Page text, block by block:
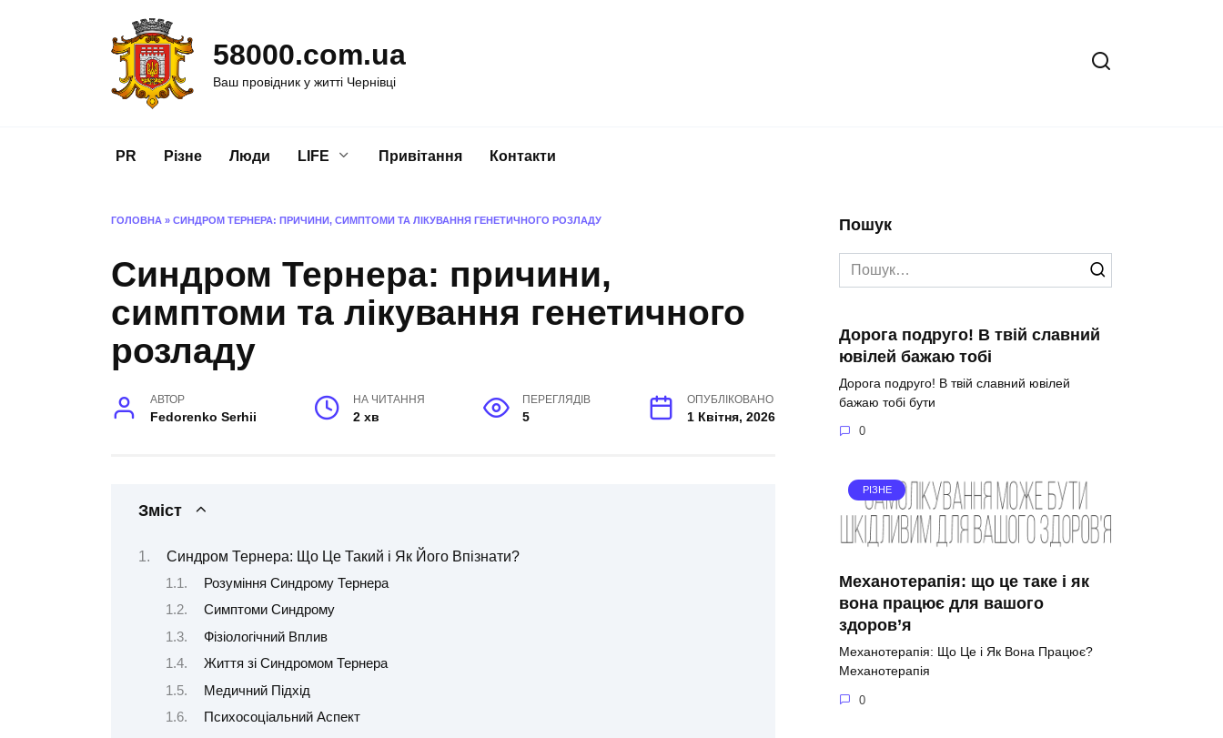
58000.com.ua
Ваш провідник у житті Чернівці
PR Різне Люди LIFE Привітання Контакти
ГОЛОВНА » СИНДРОМ ТЕРНЕРА: ПРИЧИНИ, СИМПТОМИ ТА ЛІКУВАННЯ ГЕНЕТИЧНОГО РОЗЛАДУ
Синдром Тернера: причини,
симптоми та лікування генетичного
розладу
АВТОР
Fedorenko Serhii
НА ЧИТАННЯ
2 хв
ПЕРЕГЛЯДІВ
5
ОПУБЛІКОВАНО
1 Квітня, 2026
Зміст
Синдром Тернера: Що Це Такий і Як Його Впізнати?
Розуміння Синдрому Тернера
Симптоми Синдрому
Фізіологічний Вплив
Життя зі Синдромом Тернера
Медичний Підхід
Психосоціальний Аспект
Пошук
Search
for:
Дорога подруго! В твій славний
ювілей бажаю тобі
Дорога подруго! В твій славний ювілей
бажаю тобі бути
0
РІЗНЕ
Механотерапія: що це таке і як
вона працює для вашого
здоров’я
Механотерапія: Що Це і Як Вона Працює?
Механотерапія
0